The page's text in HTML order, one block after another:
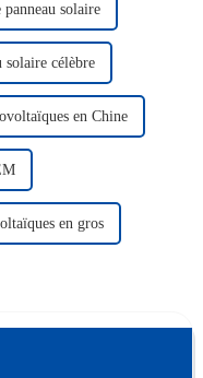
solaire
solaire célèbre
en Chine
en gros